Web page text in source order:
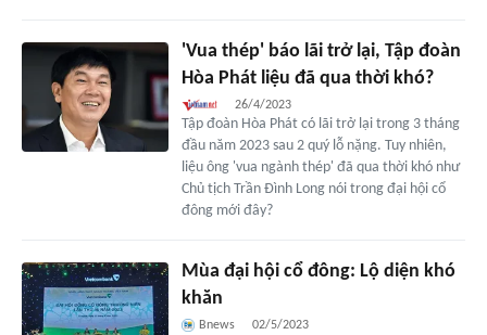
'Vua thép' báo lãi trở lại, Tập đoàn
Hòa Phát liệu đã qua thời khó?
26/4/2023
Tập đoàn Hòa Phát có lãi trở lại trong 3 tháng
đầu năm 2023 sau 2 quý lỗ nặng. Tuy nhiên,
liệu ông 'vua ngành thép' đã qua thời khó như
Chủ tịch Trần Đình Long nói trong đại hội cổ
đông mới đây?
Mùa đại hội cổ đông: Lộ diện khó
khăn
Bnews 02/5/2023